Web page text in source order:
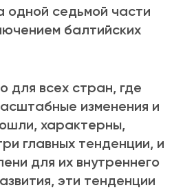
одной седьмой части
балтийских
для всех стран, где
изменения и
характерны,
главных тенденции, и
для их внутреннего
эти тенденции